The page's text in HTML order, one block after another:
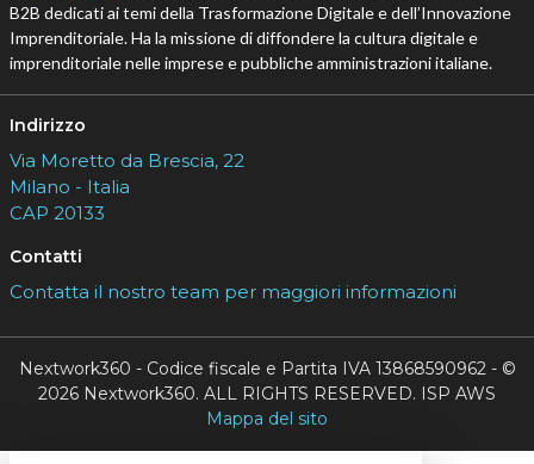
B2B dedicati ai temi della Trasformazione Digitale e dell’Innovazione
Imprenditoriale. Ha la missione di diffondere la cultura digitale e
imprenditoriale nelle imprese e pubbliche amministrazioni italiane.
Indirizzo
Via Moretto da Brescia, 22
Milano - Italia
CAP 20133
Contatti
Contatta il nostro team per maggiori informazioni
Nextwork360 - Codice fiscale e Partita IVA 13868590962 - ©
2026 Nextwork360. ALL RIGHTS RESERVED. ISP AWS
Mappa del sito